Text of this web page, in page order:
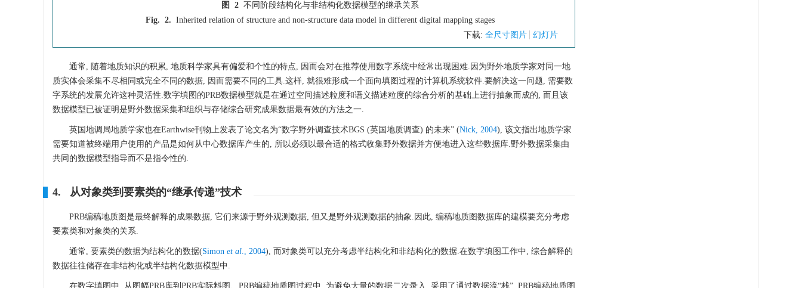
图 2 不同阶段结构化与非结构化数据模型的继承关系
Fig. 2. Inherited relation of structure and non-structure data model in different digital mapping stages
下载: 全尺寸图片 幻灯片
通常, 随着地质知识的积累, 地质科学家具有偏爱和个性的特点, 因而会对在推荐使用数字系统中经常出现困难.因为野外地质学家对同一地
质实体会采集不尽相同或完全不同的数据, 因而需要不同的工具.这样, 就很难形成一个面向填图过程的计算机系统软件.要解决这一问题, 需要数
字系统的发展允许这种灵活性.数字填图的PRB数据模型就是在通过空间描述粒度和语义描述粒度的综合分析的基础上进行抽象而成的, 而且该
数据模型已被证明是野外数据采集和组织与存储综合研究成果数据最有效的方法之一.
英国地调局地质学家也在Earthwise刊物上发表了论文名为“数字野外调查技术BGS (英国地质调查) 的未来” (Nick, 2004), 该文指出地质学家
需要知道被终端用户使用的产品是如何从中心数据库产生的, 所以必须以最合适的格式收集野外数据并方便地进入这些数据库.野外数据采集由
共同的数据模型指导而不是指令性的.
4. 从对象类到要素类的“继承传递”技术
PRB编稿地质图是最终解释的成果数据, 它们来源于野外观测数据, 但又是野外观测数据的抽象.因此, 编稿地质图数据库的建模要充分考虑
要素类和对象类的关系.
通常, 要素类的数据为结构化的数据(Simon et al., 2004), 而对象类可以充分考虑半结构化和非结构化的数据.在数字填图工作中, 综合解释的
数据往往储存在非结构化或半结构化数据模型中.
在数字填图中, 从图幅PRB库到PRB实际料图、PRB编稿地质图过程中, 为避免大量的数据二次录入, 采用了通过数据流“栈”, PRB编稿地质图